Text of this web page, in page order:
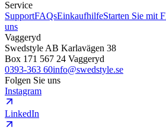
Service
SupportFAQsEinkaufhilfeStarten Sie mit
uns
Vaggeryd
Swedstyle AB Karlavägen 38
Box 171 567 24 Vaggeryd
0393-363 60info@swedstyle.se
Folgen Sie uns
Instagram
LinkedIn